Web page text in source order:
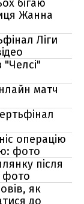
бігаю
Жанна
Ліги
матч
операцію
фото
після
фото
як
до